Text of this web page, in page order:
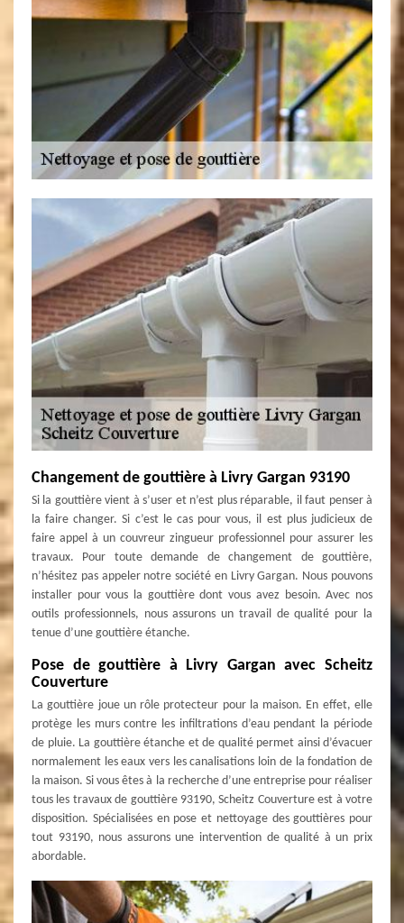
Changement de gouttière à Livry Gargan 93190
Si la gouttière vient à s’user et n’est plus réparable, il faut penser à
la faire changer. Si c’est le cas pour vous, il est plus judicieux de
faire appel à un couvreur zingueur professionnel pour assurer les
travaux. Pour toute demande de changement de gouttière,
n’hésitez pas appeler notre société en Livry Gargan. Nous pouvons
installer pour vous la gouttière dont vous avez besoin. Avec nos
outils professionnels, nous assurons un travail de qualité pour la
tenue d’une gouttière étanche.
Pose de gouttière à Livry Gargan avec Scheitz
Couverture
La gouttière joue un rôle protecteur pour la maison. En effet, elle
protège les murs contre les infiltrations d’eau pendant la période
de pluie. La gouttière étanche et de qualité permet ainsi d’évacuer
normalement les eaux vers les canalisations loin de la fondation de
la maison. Si vous êtes à la recherche d’une entreprise pour réaliser
tous les travaux de gouttière 93190, Scheitz Couverture est à votre
disposition. Spécialisées en pose et nettoyage des gouttières pour
tout 93190, nous assurons une intervention de qualité à un prix
abordable.